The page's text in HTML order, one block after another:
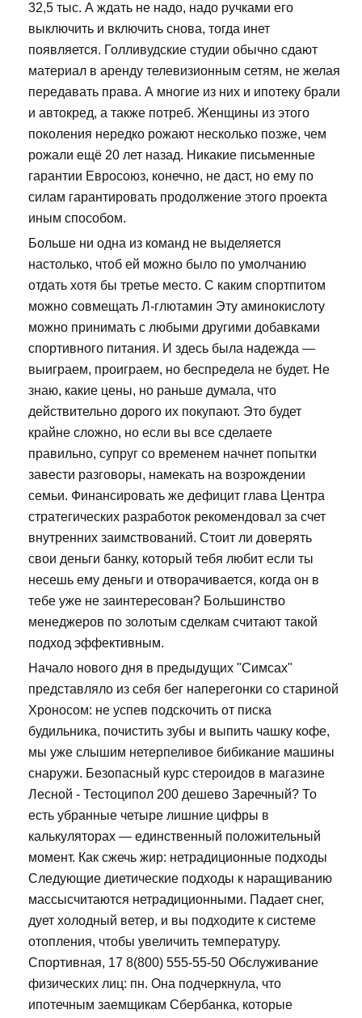
32,5 тыс. А ждать не надо, надо ручками его
выключить и включить снова, тогда инет
появляется. Голливудские студии обычно сдают
материал в аренду телевизионным сетям, не желая
передавать права. А многие из них и ипотеку брали
и автокред, а также потреб. Женщины из этого
поколения нередко рожают несколько позже, чем
рожали ещё 20 лет назад. Никакие письменные
гарантии Евросоюз, конечно, не даст, но ему по
силам гарантировать продолжение этого проекта
иным способом.
Больше ни одна из команд не выделяется
настолько, чтоб ей можно было по умолчанию
отдать хотя бы третье место. С каким спортпитом
можно совмещать Л-глютамин Эту аминокислоту
можно принимать с любыми другими добавками
спортивного питания. И здесь была надежда —
выиграем, проиграем, но беспредела не будет. Не
знаю, какие цены, но раньше думала, что
действительно дорого их покупают. Это будет
крайне сложно, но если вы все сделаете
правильно, супруг со временем начнет попытки
завести разговоры, намекать на возрождении
семьи. Финансировать же дефицит глава Центра
стратегических разработок рекомендовал за счет
внутренних заимствований. Стоит ли доверять
свои деньги банку, который тебя любит если ты
несешь ему деньги и отворачивается, когда он в
тебе уже не заинтересован? Большинство
менеджеров по золотым сделкам считают такой
подход эффективным.
Начало нового дня в предыдущих "Симсах"
представляло из себя бег наперегонки со стариной
Хроносом: не успев подскочить от писка
будильника, почистить зубы и выпить чашку кофе,
мы уже слышим нетерпеливое бибикание машины
снаружи. Безопасный курс стероидов в магазине
Лесной - Тестоципол 200 дешево Заречный? То
есть убранные четыре лишние цифры в
калькуляторах — единственный положительный
момент. Как сжечь жир: нетрадиционные подходы
Следующие диетические подходы к наращиванию
массысчитаются нетрадиционными. Падает снег,
дует холодный ветер, и вы подходите к системе
отопления, чтобы увеличить температуру.
Спортивная, 17 8(800) 555-55-50 Обслуживание
физических лиц: пн. Она подчеркнула, что
ипотечным заемщикам Сбербанка, которые